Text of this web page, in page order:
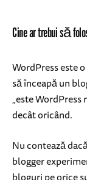
Cine ar trebui să
WordPress este
să înceapă un
„este WordPress
decât oricând.
Nu contează
blogger